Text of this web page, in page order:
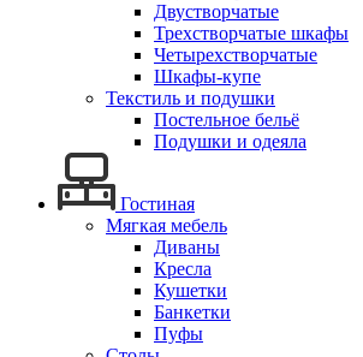
Двустворчатые
Трехстворчатые шкафы
Четырехстворчатые
Шкафы-купе
Текстиль и подушки
Постельное бельё
Подушки и одеяла
Гостиная
Мягкая мебель
Диваны
Кресла
Кушетки
Банкетки
Пуфы